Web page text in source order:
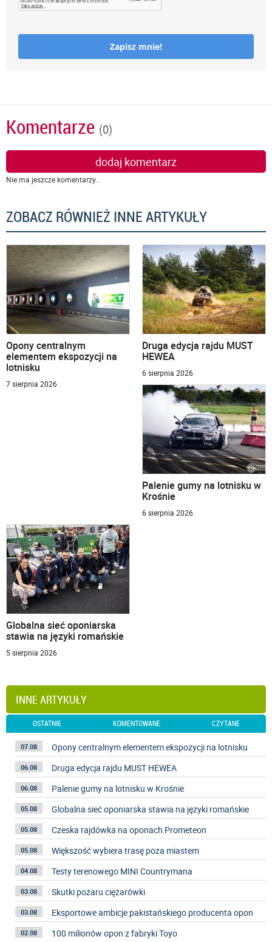
Zapisz mnie!
Komentarze (0)
dodaj komentarz
Nie ma jeszcze komentarzy...
ZOBACZ RÓWNIEŻ INNE ARTYKUŁY
Opony centralnym
elementem ekspozycji na
lotnisku
7 sierpnia 2026
Druga edycja rajdu MUST
HEWEA
6 sierpnia 2026
Palenie gumy na lotnisku w
Krośnie
6 sierpnia 2026
Globalna sieć oponiarska
stawia na języki romańskie
5 sierpnia 2026
INNE ARTYKUŁY
OSTATNIE KOMENTOWANE CZYTANE
07.08 Opony centralnym elementem ekspozycji na lotnisku
06.08 Druga edycja rajdu MUST HEWEA
06.08 Palenie gumy na lotnisku w Krośnie
05.08 Globalna sieć oponiarska stawia na języki romańskie
05.08 Czeska rajdówka na oponach Prometeon
05.08 Większość wybiera trasę poza miastem
04.08 Testy terenowego MINI Countrymana
03.08 Skutki pożaru ciężarówki
03.08 Eksportowe ambicje pakistańskiego producenta opon
02.08 100 milionów opon z fabryki Toyo